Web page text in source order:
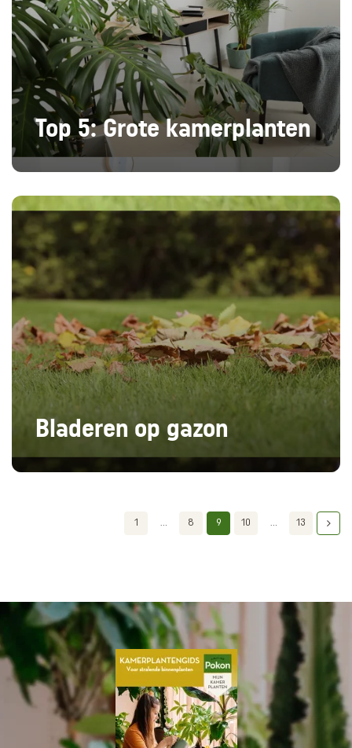
Top 5: Grote kamerplanten
Bladeren op gazon
1 ... 8 9 10 ... 13